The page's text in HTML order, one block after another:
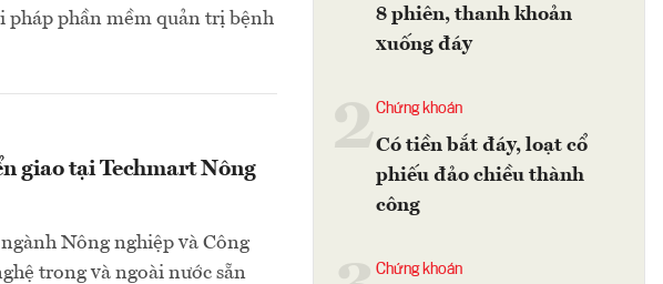
pháp phần mềm quản trị bệnh
giao tại Techmart Nông
Nông nghiệp và Công
trong và ngoài nước sẵn
8 phiên, thanh khoản
xuống đáy
2Chứng khoán
Có tiền bắt đáy, loạt cổ
phiếu đảo chiều thành
công
Chứng khoán